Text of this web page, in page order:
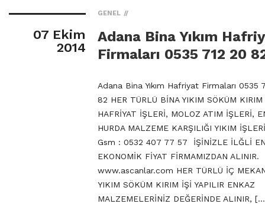
07 Ekim
2014
GENEL
Adana Bina Yıkım
Firmaları 0535 712 20
Adana Bina Yıkım Hafriyat Firmaları 0535
82 HER TÜRLÜ BİNA YIKIM SÖKÜM KIRIM
HAFRİYAT İŞLERİ, MOLOZ ATIM İŞLERİ,
HURDA MALZEME KARŞILIĞI YIKIM
Gsm : 0532 407 77 57 İŞİNİZLE İLĞLİ EN
EKONOMİK FİYAT FİRMAMIZDAN ALINIR.
www.ascanlar.com HER TÜRLÜ İÇ
YIKIM SÖKÜM KIRIM İŞİ YAPILIR ENKAZ
MALZEMELERİNİZ DEĞERİNDE ALINIR,